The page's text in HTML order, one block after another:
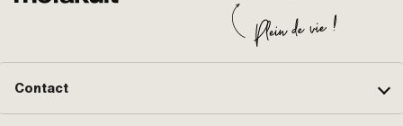
Contact